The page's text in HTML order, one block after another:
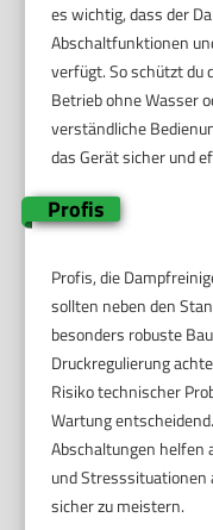
es wichtig, dass der
Abschaltfunktionen
verfügt. So schützt du
Betrieb ohne Wasser
verständliche
das Gerät sicher und
Profis
Profis, die
sollten neben den
besonders robuste
Druckregulierung
Risiko technischer
Wartung
Abschaltungen helfen
und Stresssituationen
sicher zu meistern.